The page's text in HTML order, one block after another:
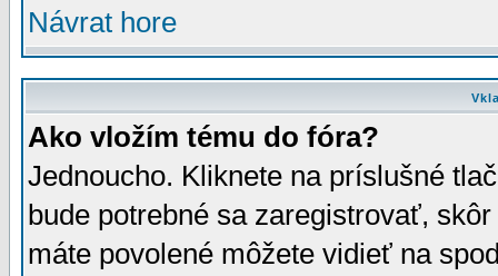
Návrat hore
Ako vložím tému do fóra?
Jednoucho. Kliknete na príslušné
bude potrebné sa zaregistrovať,
máte povolené môžete vidieť na